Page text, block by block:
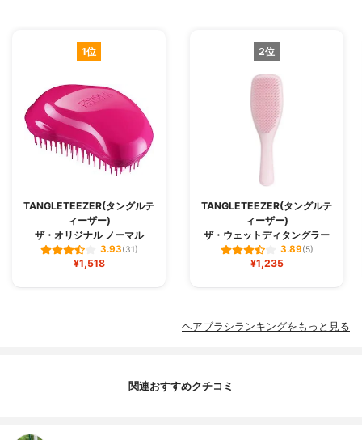
1位
TANGLETEEZER(タングルテ
ィーザー)
ザ・オリジナル ノーマル
3.93(31)
¥1,518
2位
TANGLETEEZER(タングルテ
ィーザー)
ザ・ウェットディタングラー
3.89(5)
¥1,235
ヘアブラシランキングをもっと見る
関連おすすめクチコミ